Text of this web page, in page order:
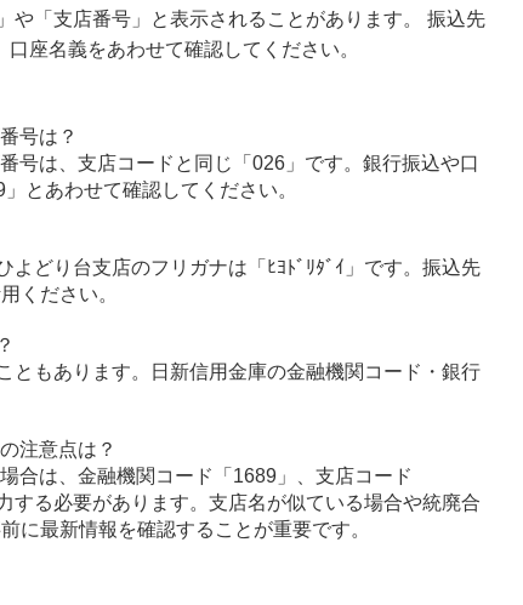
や「支店番号」と表示されることがあります。 振込先
座名義をあわせて確認してください。
号は？
号は、支店コードと同じ「026」です。銀行振込や口
とあわせて確認してください。
よどり台支店のフリガナは「ﾋﾖﾄﾞﾘﾀﾞｲ」です。振込先
ください。
ともあります。日新信用金庫の金融機関コード・銀行
注意点は？
合は、金融機関コード「1689」、支店コード
する必要があります。支店名が似ている場合や統廃合
に最新情報を確認することが重要です。